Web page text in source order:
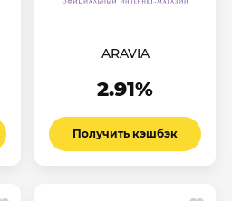
ARAVIA
2.91%
Получить кэшбэк